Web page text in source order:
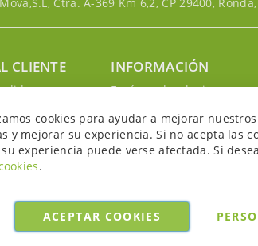
CLIENTE INFORMACIÓN
Envíos y devoluciones
Política de cookies
Aviso legal y condiciones
cookies para ayudar a mejorar
y mejorar su experiencia. Si no acepta las
experiencia puede verse afectada. Si
.
ACEPTAR COOKIES